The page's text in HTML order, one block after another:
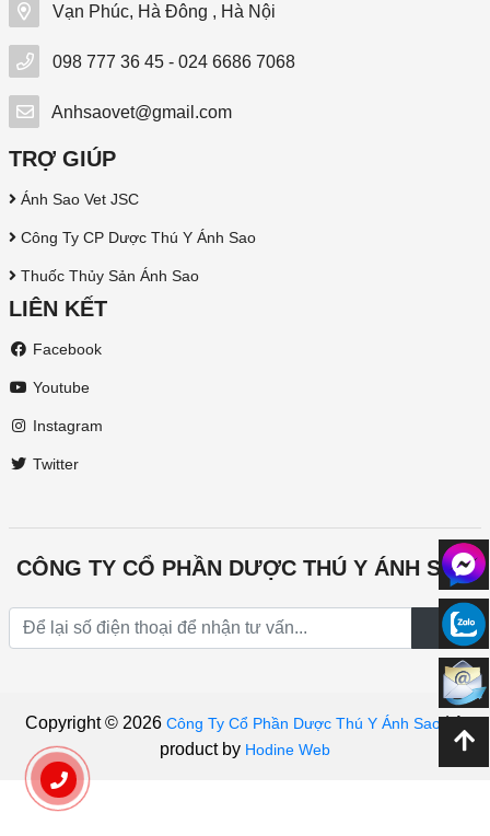
Vạn Phúc, Hà Đông , Hà Nội
098 777 36 45 - 024 6686 7068
Anhsaovet@gmail.com
TRỢ GIÚP
Ánh Sao Vet JSC
Công Ty CP Dược Thú Y Ánh Sao
Thuốc Thủy Sản Ánh Sao
LIÊN KẾT
Facebook
Youtube
Instagram
Twitter
CÔNG TY CỔ PHẦN DƯỢC THÚ Y ÁNH SAO
Copyright © 2026 Công Ty Cổ Phần Dược Thú Y Ánh Sao |A
product by Hodine Web